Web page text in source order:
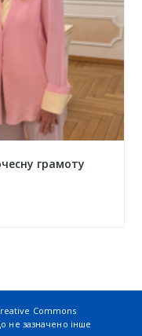
грамоту
Commons
не зазначено інше